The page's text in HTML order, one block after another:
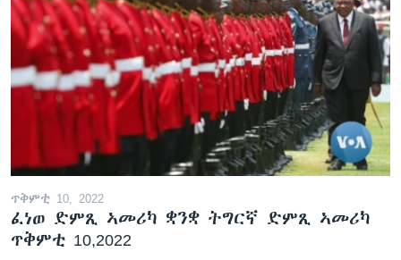
ጥቅምቲ 10, 2022
ፈነወ ድምጺ ኣመሪካ ቋንቋ ትግርኛ ድምጺ ኣመሪካ
ጥቅምቲ 10,2022